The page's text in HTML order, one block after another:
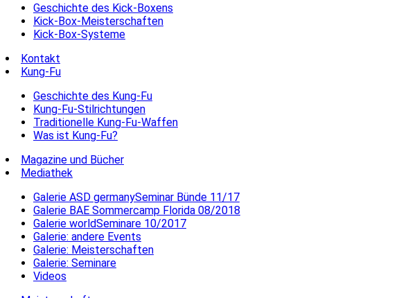
Geschichte des Kick-Boxens
Kick-Box-Meisterschaften
Kick-Box-Systeme
Kontakt
Kung-Fu
Geschichte des Kung-Fu
Kung-Fu-Stilrichtungen
Traditionelle Kung-Fu-Waffen
Was ist Kung-Fu?
Magazine und Bücher
Mediathek
Galerie ASD germanySeminar Bünde 11/17
Galerie BAE Sommercamp Florida 08/2018
Galerie worldSeminare 10/2017
Galerie: andere Events
Galerie: Meisterschaften
Galerie: Seminare
Videos